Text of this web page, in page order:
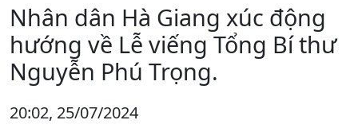
Nhân dân Hà Giang xúc động
hướng về Lễ viếng Tổng Bí thư
Nguyễn Phú Trọng.
20:02, 25/07/2024